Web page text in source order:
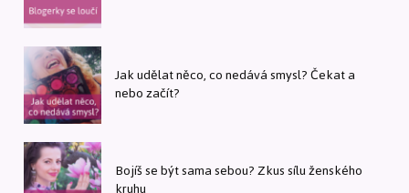
Jak udělat něco, co nedává smysl? Čekat a
nebo začít?
Bojíš se být sama sebou? Zkus sílu ženského